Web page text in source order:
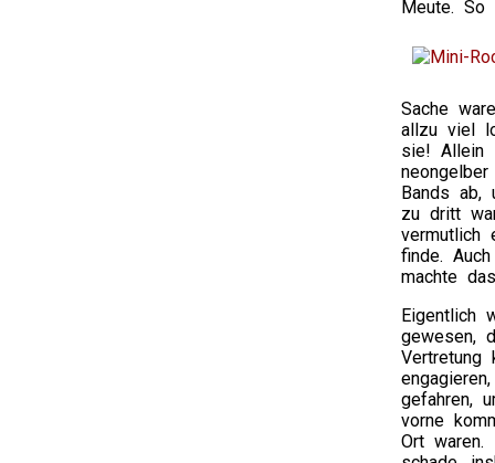
Meute. So
Sache
allzu viel
sie! Allein
Bands ab,
zu dritt
vermutlich
finde.
machte
Eigentlich
gewesen,
Vertretung
gefahren,
vorne
Ort waren.